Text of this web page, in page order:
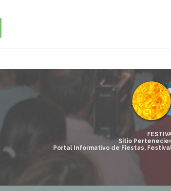
Sitio
Portal Informativo de Fiestas,